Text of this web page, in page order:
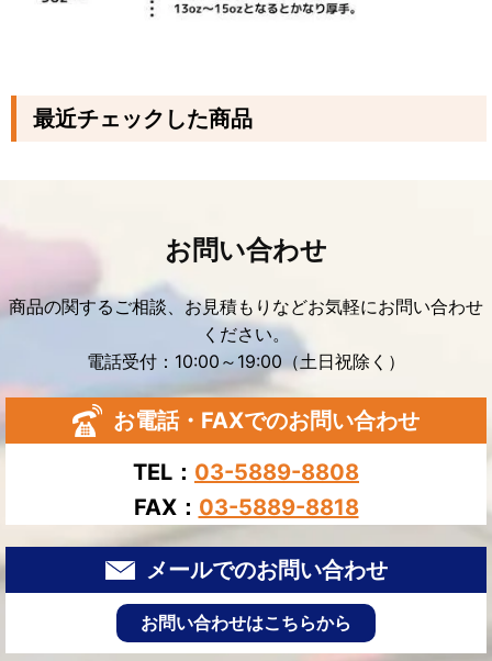
最近チェックした商品
お問い合わせ
商品の関するご相談、お見積もりなどお気軽にお問い合わせ
ください。
電話受付：10:00～19:00（土日祝除く）
お電話・FAXでのお問い合わせ
TEL： 03-5889-8808
FAX： 03-5889-8818
メールでのお問い合わせ
お問い合わせはこちらから